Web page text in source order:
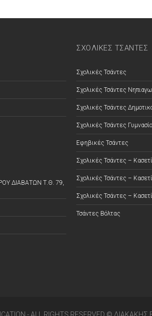
ΔΙΑΒΑΤΩΝ Τ.Θ. 79,
ΣΧΟΛΙΚΕΣ ΤΣΑΝΤΕΣ
Σχολικές Τσάντες
Σχολικές Τσάντες
Σχολικές Τσάντες
Σχολικές Τσάντες
Εφηβικές Τσάντες
Σχολικές Τσάντες –
Σχολικές Τσάντες –
Σχολικές Τσάντες –
Τσάντες Βόλτας